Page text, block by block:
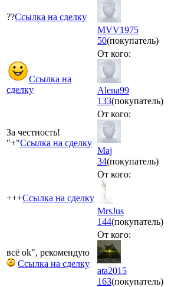
??Ссылка на сделку
MVV1975
50(покупатель)
Ссылка на
сделку
От кого:
Alena99
133(покупатель)
За честность!
"+"Ссылка на сделку
От кого:
Maj
34(покупатель)
+++Ссылка на сделку
От кого:
MrsJus
144(покупатель)
всё ok", рекомендую
Ссылка на сделку
От кого:
ata2015
163(покупатель)